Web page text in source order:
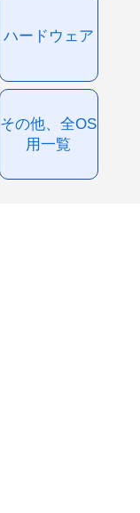
ハードウェア
その他、全OS
用一覧